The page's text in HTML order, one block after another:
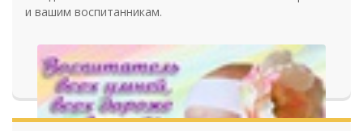
и вашим воспитанникам.